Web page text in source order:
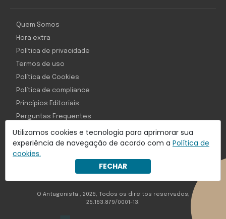
Utilizamos cookies e tecnologia para aprimorar sua
experiência de navegação de acordo com a Política de
cookies.
FECHAR
Com inteligência e tecnologia:
Object1ve - Marketing Solution
Quem Somos
Hora extra
Política de privacidade
Termos de uso
Política de Cookies
Política de compliance
Princípios Editoriais
Perguntas Frequentes
O Antagonista , 2026, Todos os direitos reservados,
25.163.879/0001-13.